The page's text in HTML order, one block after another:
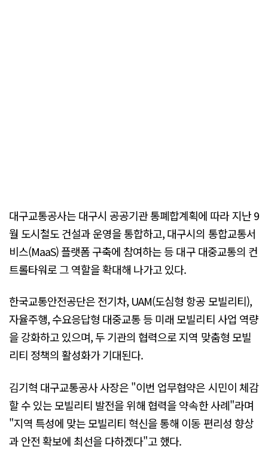
대구교통공사는 대구시 공공기관 통폐합계획에 따라 지난 9
월 도시철도 건설과 운영을 통합하고, 대구시의 통합교통서
비스(MaaS) 플랫폼 구축에 참여하는 등 대구 대중교통의 컨
트롤타워로 그 역할을 확대해 나가고 있다.
한국교통안전공단은 전기차, UAM(도심형 항공 모빌리티),
자율주행, 수요응답형 대중교통 등 미래 모빌리티 사업 역량
을 강화하고 있으며, 두 기관의 협력으로 지역 맞춤형 모빌
리티 정책의 활성화가 기대된다.
김기혁 대구교통공사 사장은 "이번 업무협약은 시민이 체감
할 수 있는 모빌리티 발전을 위해 협력을 약속한 사례"라며
"지역 특성에 맞는 모빌리티 혁신을 통해 이동 편리성 향상
과 안전 확보에 최선을 다하겠다"고 했다.